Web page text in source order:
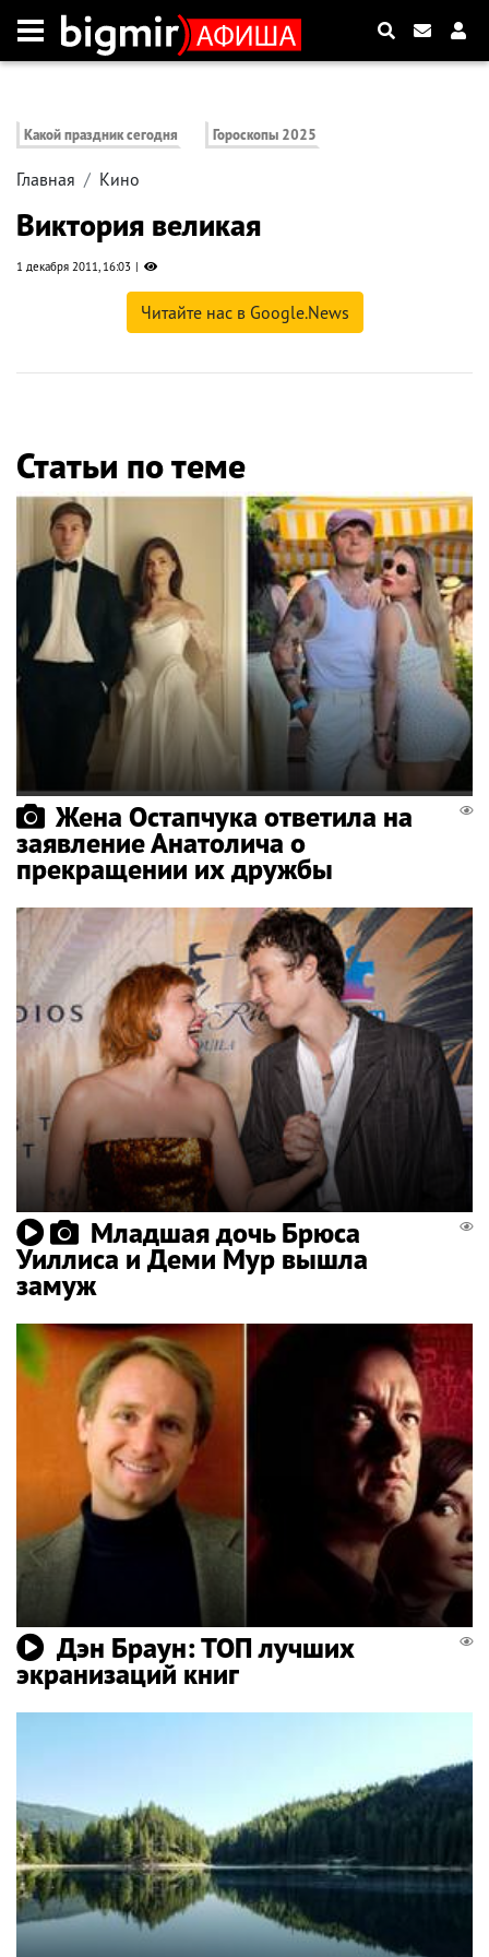
Какой праздник сегодня Гороскопы 2025
Главная Кино
Виктория великая
1 декабря 2011, 16:03
Читайте нас в Google.News
Статьи по теме
Жена Остапчука ответила на
заявление Анатолича о
прекращении их дружбы
Младшая дочь Брюса
Уиллиса и Деми Мур вышла
замуж
Дэн Браун: ТОП лучших
экранизаций книг